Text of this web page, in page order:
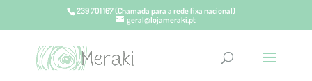
239 701 167(Chamada para a rede fixa nacional)
geral@lojameraki.pt